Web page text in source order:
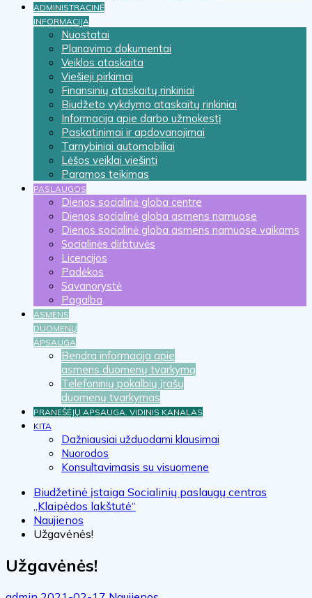
ADMINISTRACINĖ
INFORMACIJA
Nuostatai
Planavimo dokumentai
Veiklos ataskaita
Viešieji pirkimai
Finansinių ataskaitų rinkiniai
Biudžeto vykdymo ataskaitų rinkiniai
Informacija apie darbo užmokestį
Paskatinimai ir apdovanojimai
Tarnybiniai automobiliai
Lėšos veiklai viešinti
Paramos teikimas
PASLAUGOS
Dienos socialinė globa centre
Dienos socialinė globa asmens namuose
Dienos socialinė globa asmens namuose vaikams
Socialinės dirbtuvės
Licencijos
Padėkos
Savanorystė
Pagalba
ASMENS
DUOMENŲ
APSAUGA
Bendra informacija apie
asmens duomenų tvarkymą
Telefoninių pokalbių įrašų
duomenų tvarkymas
PRANEŠĖJŲ APSAUGA. VIDINIS KANALAS
KITA
Dažniausiai užduodami klausimai
Nuorodos
Konsultavimasis su visuomene
Biudžetinė įstaiga Socialinių paslaugų centras
„Klaipėdos lakštutė“
Naujienos
Užgavėnės!
Užgavėnės!